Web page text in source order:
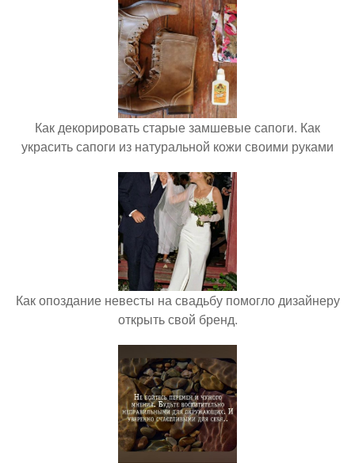
Как декорировать старые замшевые сапоги. Как
украсить сапоги из натуральной кожи своими руками
Как опоздание невесты на свадьбу помогло дизайнеру
открыть свой бренд.